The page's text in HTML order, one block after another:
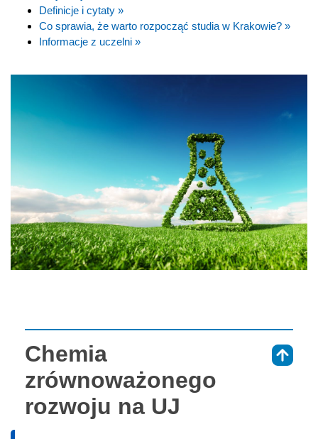
Definicje i cytaty »
Co sprawia, że warto rozpocząć studia w Krakowie? »
Informacje z uczelni »
Chemia
zrównoważonego
rozwoju na UJ